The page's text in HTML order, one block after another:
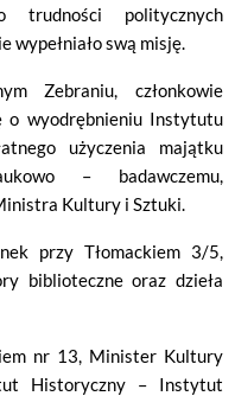
trudności politycznych
wypełniało swą misję.
Zebraniu, członkowie
o wyodrębnieniu Instytutu
użyczenia majątku
– badawczemu,
Kultury i Sztuki.
przy Tłomackiem 3/5,
biblioteczne oraz dzieła
nr 13, Minister Kultury
Historyczny – Instytut